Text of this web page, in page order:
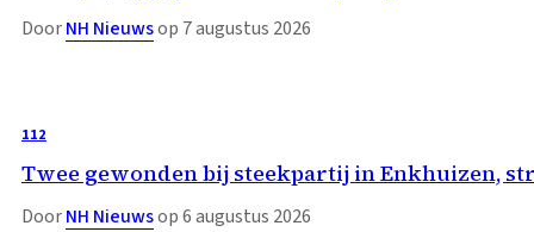
DoorNH Nieuwsop 7 augustus 2026
112
Twee gewonden bij steekpartij in Enkhuizen,
DoorNH Nieuwsop 6 augustus 2026